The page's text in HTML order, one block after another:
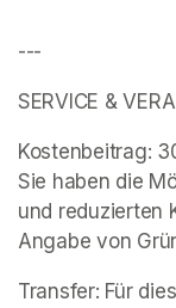
---
SERVICE &
Kostenbeitrag:
Sie haben die
und reduzierten
Angabe von
Transfer: Für